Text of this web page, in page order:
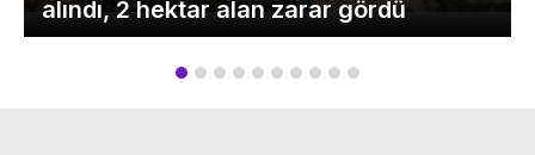
alındı, 2 hektar alan zarar gördü